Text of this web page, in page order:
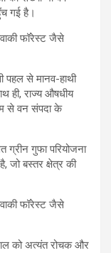
गई है।
से मानव-हाथी
ही, राज्य औषधीय
से वन संपदा के
ग्रीन गुफा परियोजना
जो बस्तर क्षेत्र की
को अत्यंत रोचक और